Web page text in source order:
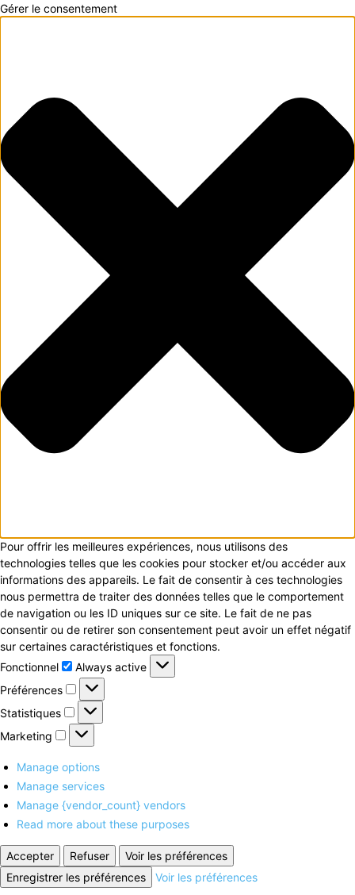
Gérer le consentement
Pour offrir les meilleures expériences, nous utilisons des
technologies telles que les cookies pour stocker et/ou accéder aux
informations des appareils. Le fait de consentir à ces technologies
nous permettra de traiter des données telles que le comportement
de navigation ou les ID uniques sur ce site. Le fait de ne pas
consentir ou de retirer son consentement peut avoir un effet négatif
sur certaines caractéristiques et fonctions.
Fonctionnel
Fonctionnel
Always active
Préférences
Préférences
Statistiques Statistiques
Marketing Marketing
Manage options
Manage services
Manage {vendor_count} vendors
Read more about these purposes
Accepter Refuser
Voir les préférences
Enregistrer les préférences
Voir les préférences